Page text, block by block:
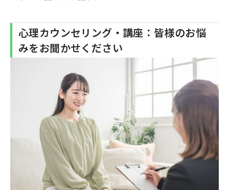
心理カウンセリング・講座：皆様のお悩
みをお聞かせください